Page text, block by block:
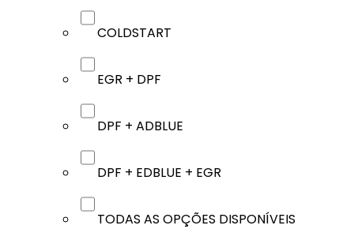
COLDSTART
EGR + DPF
DPF + ADBLUE
DPF + EDBLUE + EGR
TODAS AS OPÇÕES DISPONÍVEIS